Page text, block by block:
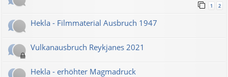
1 2
Hekla - Filmmaterial Ausbruch 1947
Vulkanausbruch Reykjanes 2021
Hekla - erhöhter Magmadruck